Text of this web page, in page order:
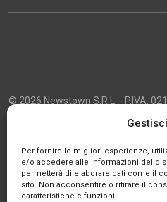
Per fornire le migliori esperienze,
e/o accedere alle informazioni del
permetterà di elaborare dati come il
sito. Non acconsentire o ritirare il
caratteristiche e funzioni.
© 2026 Newstown S.R.L. - P.IVA:
2013 - Direttore Responsabile: